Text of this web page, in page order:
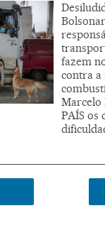
fazem
contra a
Marcelo
PAÍS os